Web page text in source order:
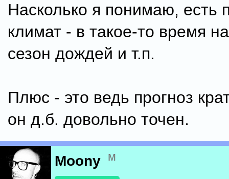
Насколько я понимаю, есть
климат - в такое-то время
сезон дождей и т.п.
Плюс - это ведь прогноз
он д.б. довольно точен.
Moony м